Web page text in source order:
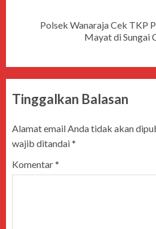
Polsek Wanaraja Cek TKP
Mayat di Sungai
Tinggalkan Balasan
Alamat email Anda tidak akan
wajib ditandai*
Komentar*